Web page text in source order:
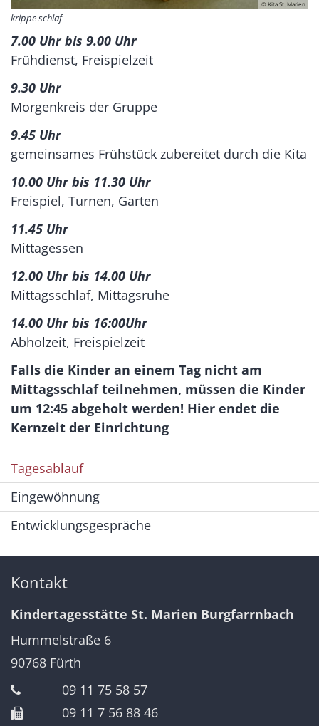
© Kita St. Marien
krippe schlaf
7.00 Uhr bis 9.00 Uhr
Frühdienst, Freispielzeit
9.30 Uhr
Morgenkreis der Gruppe
9.45 Uhr
gemeinsames Frühstück zubereitet durch die Kita
10.00 Uhr bis 11.30 Uhr
Freispiel, Turnen, Garten
11.45 Uhr
Mittagessen
12.00 Uhr bis 14.00 Uhr
Mittagsschlaf, Mittagsruhe
14.00 Uhr bis 16:00Uhr
Abholzeit, Freispielzeit
Falls die Kinder an einem Tag nicht am
Mittagsschlaf teilnehmen, müssen die Kinder
um 12:45 abgeholt werden! Hier endet die
Kernzeit der Einrichtung
Tagesablauf
Eingewöhnung
Entwicklungsgespräche
Kontakt
Kindertagesstätte St. Marien Burgfarrnbach
Hummelstraße 6
90768 Fürth
09 11 75 58 57
09 11 7 56 88 46